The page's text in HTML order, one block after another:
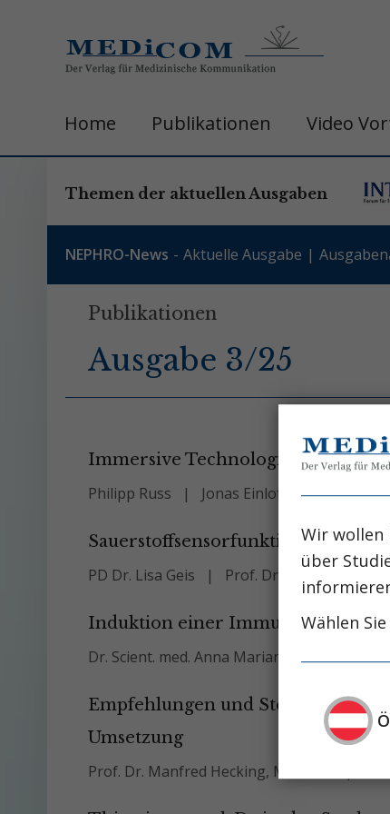
Home Publikationen Video
Themen der aktuellen Ausgaben
NEPHRO-News Aktuelle Ausgabe
Publikationen
Ausgabe 3/25
Immersive Technologien in der
Philipp Russ
Jonas Einloft Prof. Dr.
Sauerstoffsensorfunktion der
PD Dr. Lisa Geis
Prof. Dr. med. Armin
Induktion einer Immuntoleranz
Dr. Scient. med. Anna Marianne Weijler
Empfehlungen und
Umsetzung
Prof. Dr. Manfred Hecking, MD, PhD
Wir wollen
über
Wählen